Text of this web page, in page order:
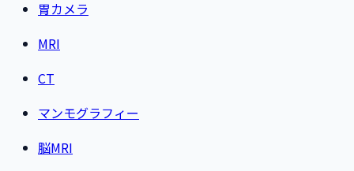
胃カメラ
MRI
CT
マンモグラフィー
脳MRI